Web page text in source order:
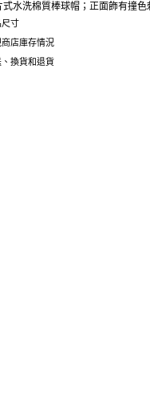
式水洗棉質棒球帽；正面飾有撞色
尺寸
商店庫存情況
、換貨和退貨